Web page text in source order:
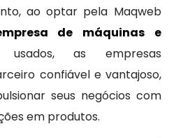
ao optar pela Maqweb
de máquinas e
usados, as empresas
confiável e vantajoso,
seus negócios com
em produtos.